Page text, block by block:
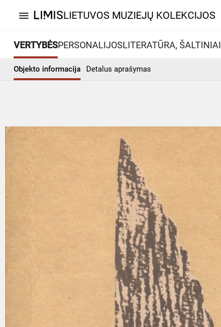
menu LIETUVOS MUZIEJŲ KOLEKCIJOS
VERTYBĖSPERSONALIJOSLITERATŪRA, ŠALTINIAI
Objekto informacija Detalus aprašymas